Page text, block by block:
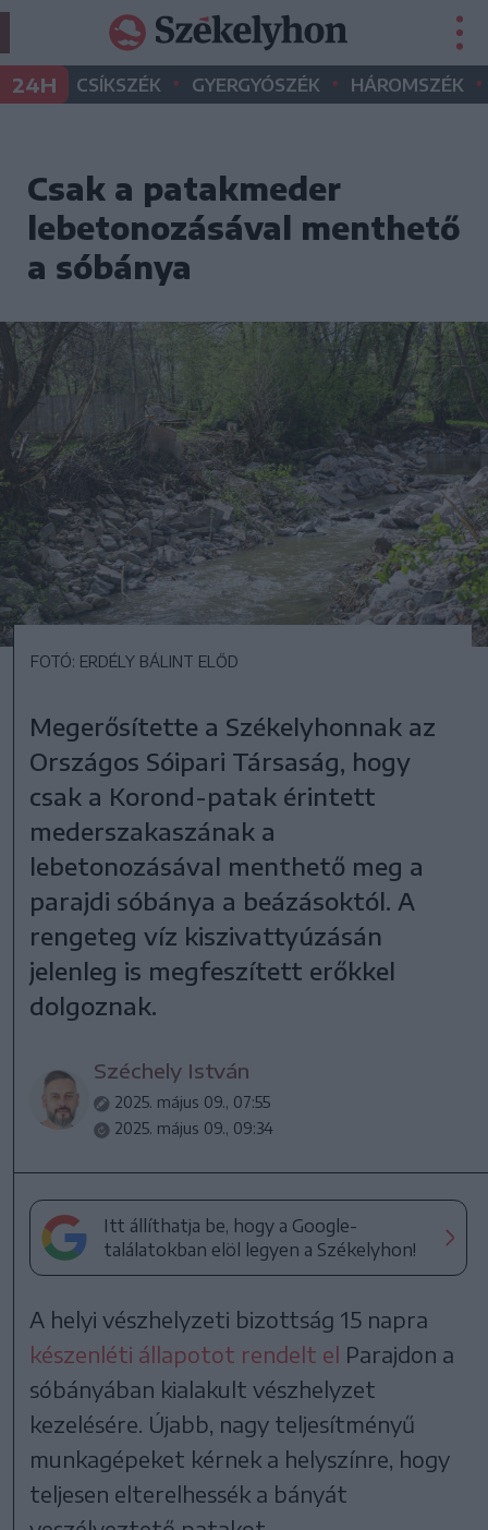
24H CSÍKSZÉK • GYERGYÓSZÉK • HÁROMSZÉK •
Csak a patakmeder
lebetonozásával menthető
a sóbánya
FOTÓ: ERDÉLY BÁLINT ELŐD
Megerősítette a Székelyhonnak az
Országos Sóipari Társaság, hogy
csak a Korond-patak érintett
mederszakaszának a
lebetonozásával menthető meg a
parajdi sóbánya a beázásoktól. A
rengeteg víz kiszivattyúzásán
jelenleg is megfeszített erőkkel
dolgoznak.
Széchely István
2025. május 09., 07:55
2025. május 09., 09:34
Itt állíthatja be, hogy a Google-
találatokban elöl legyen a Székelyhon!
A helyi vészhelyzeti bizottság 15 napra
készenléti állapotot rendelt el Parajdon a
sóbányában kialakult vészhelyzet
kezelésére. Újabb, nagy teljesítményű
munkagépeket kérnek a helyszínre, hogy
teljesen elterelhessék a bányát